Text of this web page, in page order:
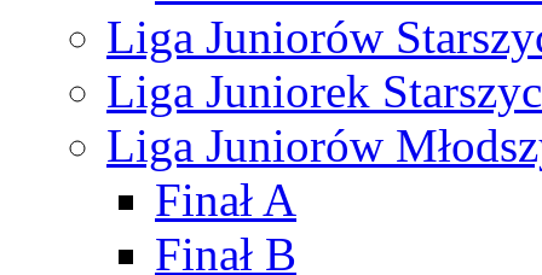
Liga Juniorów
Liga Juniorek
Liga Juniorów
Finał A
Finał B